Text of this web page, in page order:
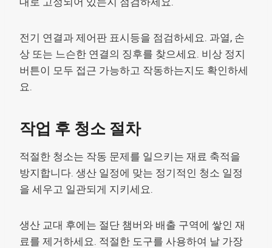
전기 연결과 제어판 표시등을 점검하세요. 과열, 손
상 또는 느슨한 연결의 징후를 찾으세요. 비상 정지
버튼이 모두 접근 가능하고 작동하는지도 확인하세
요.
작업 후 청소 절차
적절한 청소는 작동 문제를 일으키는 재료 축적을
방지합니다. 생산 일정에 맞는 정기적인 청소 일정
을 세우고 일관되게 지키세요.
생산 교대 후에는 절단 챔버와 배출 구역에 쌓인 재
료를 제거하세요. 적절한 도구를 사용하여 날 가장